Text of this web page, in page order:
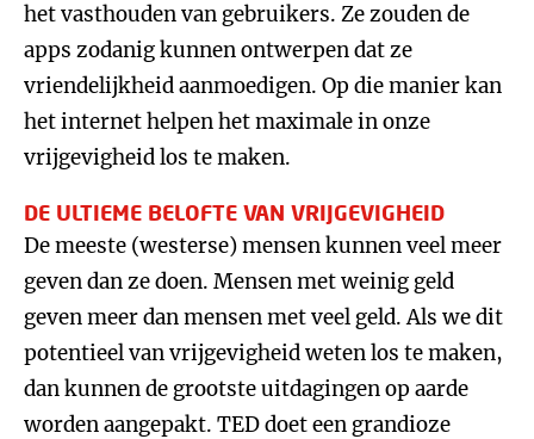
het vasthouden van gebruikers. Ze zouden de
apps zodanig kunnen ontwerpen dat ze
vriendelijkheid aanmoedigen. Op die manier kan
het internet helpen het maximale in onze
vrijgevigheid los te maken.
DE ULTIEME BELOFTE VAN VRIJGEVIGHEID
De meeste (westerse) mensen kunnen veel meer
geven dan ze doen. Mensen met weinig geld
geven meer dan mensen met veel geld. Als we dit
potentieel van vrijgevigheid weten los te maken,
dan kunnen de grootste uitdagingen op aarde
worden aangepakt. TED doet een grandioze